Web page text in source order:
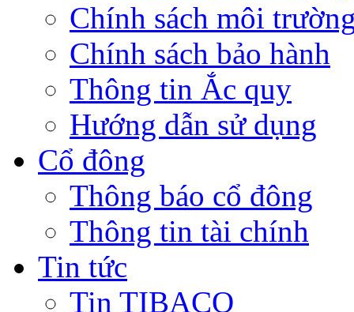
Chính sách môi
Chính sách bảo hành
Thông tin Ắc quy
Hướng dẫn sử dụng
Cổ đông
Thông báo cổ đông
Thông tin tài chính
Tin tức
Tin TIBACO